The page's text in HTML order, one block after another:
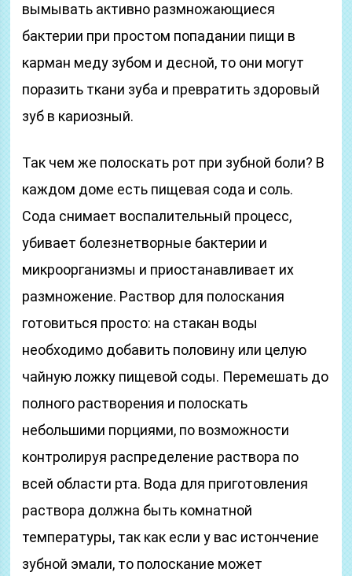
вымывать активно размножающиеся
бактерии при простом попадании пищи в
карман меду зубом и десной, то они могут
поразить ткани зуба и превратить здоровый
зуб в кариозный.
Так чем же полоскать рот при зубной боли? В
каждом доме есть пищевая сода и соль.
Сода снимает воспалительный процесс,
убивает болезнетворные бактерии и
микроорганизмы и приостанавливает их
размножение. Раствор для полоскания
готовиться просто: на стакан воды
необходимо добавить половину или целую
чайную ложку пищевой соды. Перемешать до
полного растворения и полоскать
небольшими порциями, по возможности
контролируя распределение раствора по
всей области рта. Вода для приготовления
раствора должна быть комнатной
температуры, так как если у вас истончение
зубной эмали, то полоскание может